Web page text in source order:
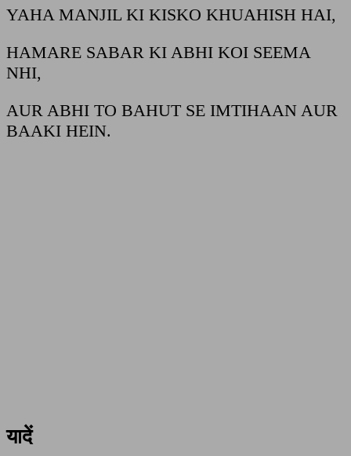
YAHA MANJIL KI KISKO KHUAHISH HAI,
HAMARE SABAR KI ABHI KOI SEEMA
NHI,
AUR ABHI TO BAHUT SE IMTIHAAN AUR
BAAKI HEIN.
यादें